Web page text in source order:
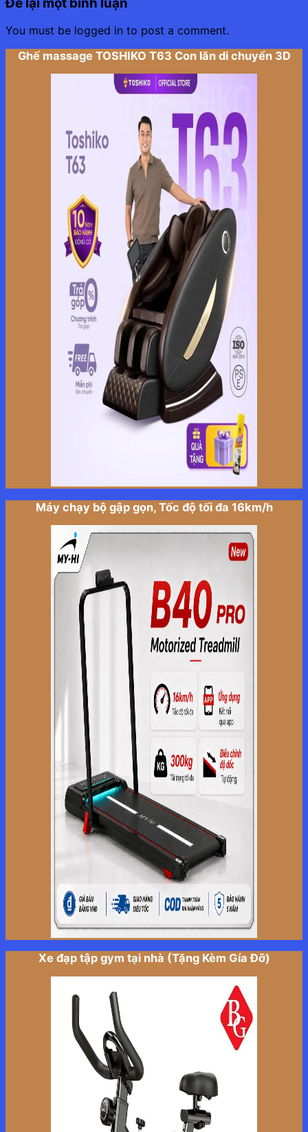
You must be logged in to post a comment.
Ghế massage TOSHIKO T63 Con lăn di chuyển 3D
Máy chạy bộ gập gọn, Tốc độ tối đa 16km/h
Xe đạp tập gym tại nhà (Tặng Kèm Gía Đỡ)